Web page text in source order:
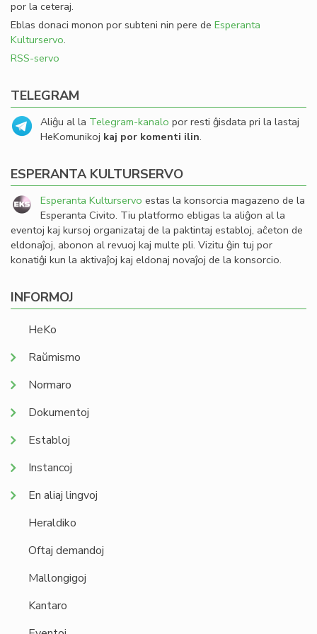
por la ceteraj.
Eblas donaci monon por subteni nin pere de Esperanta
Kulturservo.
RSS-servo
TELEGRAM
Aliĝu al la Telegram-kanalo por resti ĝisdata pri la lastaj
HeKomunikoj kaj por komenti ilin.
ESPERANTA KULTURSERVO
Esperanta Kulturservo estas la konsorcia magazeno de la
Esperanta Civito. Tiu platformo ebligas la aliĝon al la
eventoj kaj kursoj organizataj de la paktintaj establoj, aĉeton de
eldonaĵoj, abonon al revuoj kaj multe pli. Vizitu ĝin tuj por
konatiĝi kun la aktivaĵoj kaj eldonaj novaĵoj de la konsorcio.
INFORMOJ
HeKo
Raŭmismo
Normaro
Dokumentoj
Establoj
Instancoj
En aliaj lingvoj
Heraldiko
Oftaj demandoj
Mallongigoj
Kantaro